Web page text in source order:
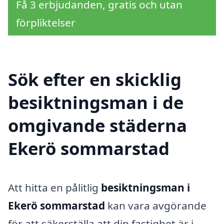
Få 3 erbjudanden, gratis och utan
förpliktelser
Sök efter en skicklig
besiktningsman i de
omgivande städerna
Ekerö sommarstad
Att hitta en pålitlig besiktningsman i
Ekerö sommarstad kan vara avgörande